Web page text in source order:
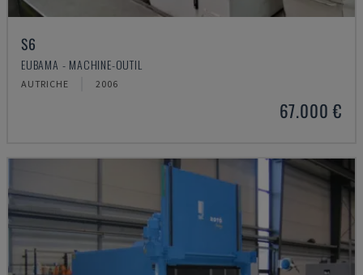
S6
EUBAMA - MACHINE-OUTIL
AUTRICHE 2006
67.000 €